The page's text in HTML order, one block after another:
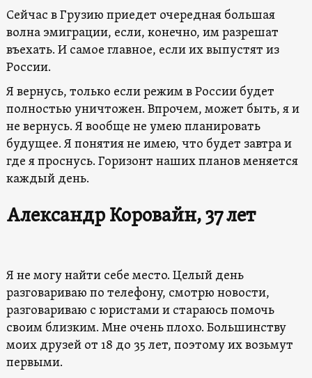
Сейчас в Грузию приедет очередная большая
волна эмиграции, если, конечно, им разрешат
въехать. И самое главное, если их выпустят из
России.
Я вернусь, только если режим в России будет
полностью уничтожен. Впрочем, может быть, я и
не вернусь. Я вообще не умею планировать
будущее. Я понятия не имею, что будет завтра и
где я проснусь. Горизонт наших планов меняется
каждый день.
Александр Коровайн, 37 лет
Я не могу найти себе место. Целый день
разговариваю по телефону, смотрю новости,
разговариваю с юристами и стараюсь помочь
своим близким. Мне очень плохо. Большинству
моих друзей от 18 до 35 лет, поэтому их возьмут
первыми.